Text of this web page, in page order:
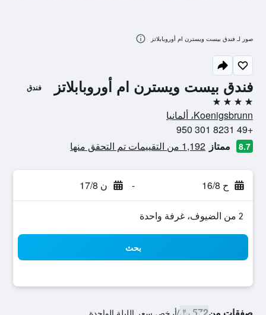
فندق بيست ويسترن ام أوروبابلاتز فندق
4 نجوم
Koenigsbrunn، ألمانيا
+49 8231 301 950
8.7 ممتاز 1,192 من التقييمات تم التحقق منها
ح 16/8 - ن 17/8
2 من الضيوف، غرفة واحدة
بحث
/أرخص سعر الليلة الواحدة
صور لـ فندق بيست ويسترن ام أوروبابلاتز